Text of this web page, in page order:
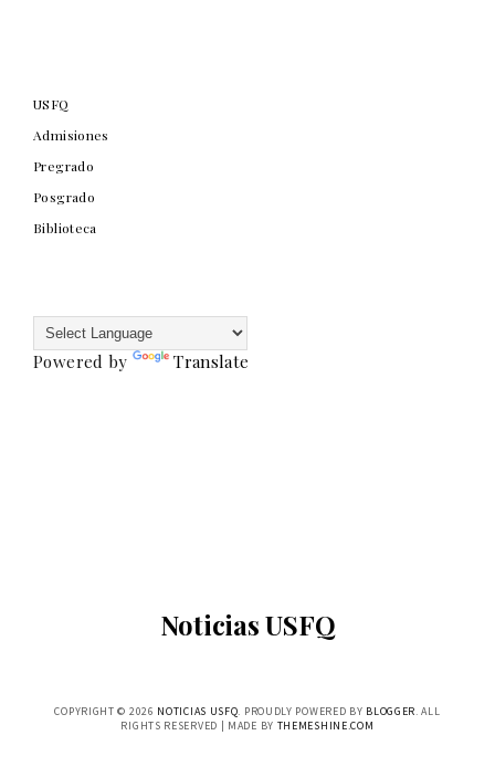
USFQ
Admisiones
Pregrado
Posgrado
Biblioteca
Powered by Translate
Noticias USFQ
COPYRIGHT © 2026 NOTICIAS USFQ. PROUDLY POWERED BY BLOGGER. ALL
RIGHTS RESERVED | MADE BY THEMESHINE.COM